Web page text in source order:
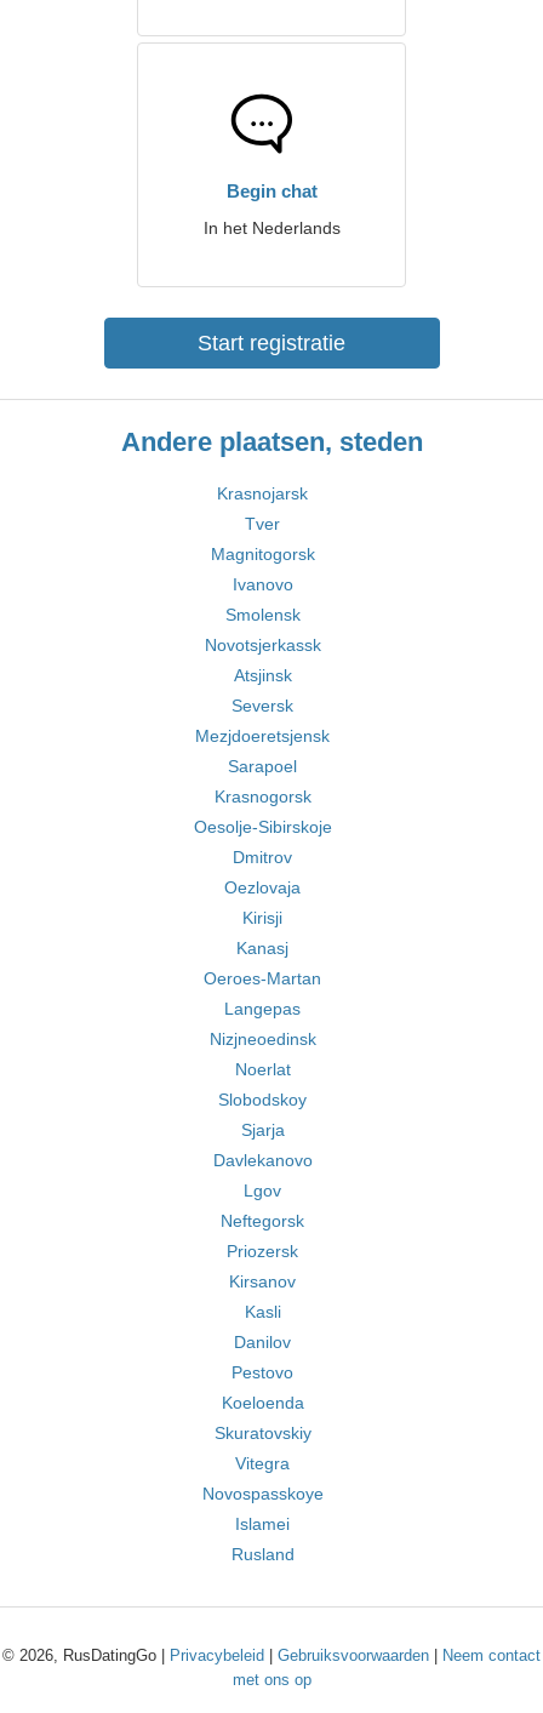
Begin chat
In het Nederlands
Start registratie
Andere plaatsen, steden
Krasnojarsk
Tver
Magnitogorsk
Ivanovo
Smolensk
Novotsjerkassk
Atsjinsk
Seversk
Mezjdoeretsjensk
Sarapoel
Krasnogorsk
Oesolje-Sibirskoje
Dmitrov
Oezlovaja
Kirisji
Kanasj
Oeroes-Martan
Langepas
Nizjneoedinsk
Noerlat
Slobodskoy
Sjarja
Davlekanovo
Lgov
Neftegorsk
Priozersk
Kirsanov
Kasli
Danilov
Pestovo
Koeloenda
Skuratovskiy
Vitegra
Novospasskoye
Islamei
Rusland
© 2026, RusDatingGo | Privacybeleid Gebruiksvoorwaarden
Neem contact
met ons op